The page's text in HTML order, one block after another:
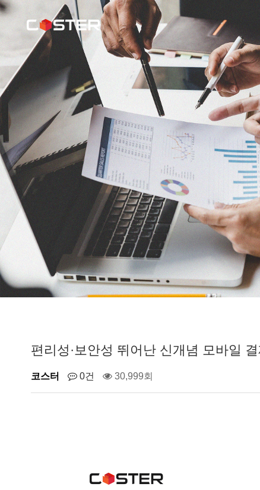
편리성·보안성 뛰어난 신개념 모바일
코스터 0건 30,999회